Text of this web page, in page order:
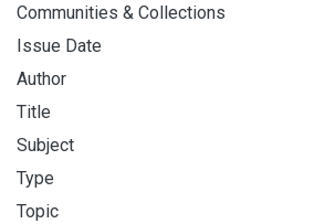
Communities & Collections
Issue Date
Author
Title
Subject
Type
Topic